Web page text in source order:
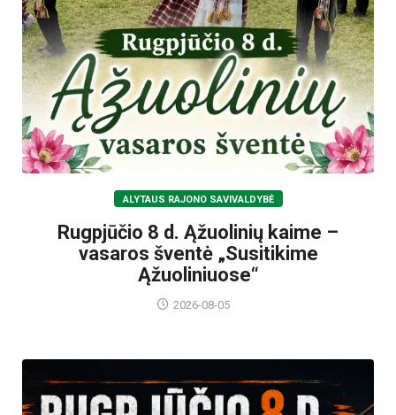
ALYTAUS RAJONO SAVIVALDYBĖ
Rugpjūčio 8 d. Ąžuolinių kaime –
vasaros šventė „Susitikime
Ąžuoliniuose“
2026-08-05